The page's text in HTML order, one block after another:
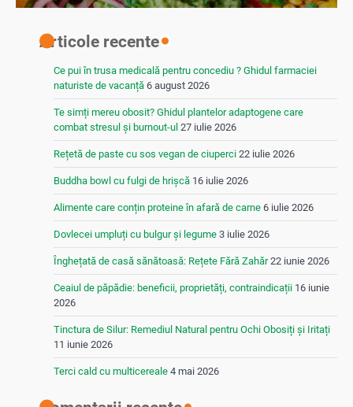
Articole recente
Ce pui în trusa medicală pentru concediu ? Ghidul farmaciei
naturiste de vacanță 6 august 2026
Te simți mereu obosit? Ghidul plantelor adaptogene care
combat stresul și burnout-ul 27 iulie 2026
Rețetă de paste cu sos vegan de ciuperci 22 iulie 2026
Buddha bowl cu fulgi de hrișcă 16 iulie 2026
Alimente care conțin proteine în afară de carne 6 iulie 2026
Dovlecei umpluți cu bulgur și legume 3 iulie 2026
Înghețată de casă sănătoasă: Rețete Fără Zahăr 22 iunie 2026
Ceaiul de păpădie: beneficii, proprietăți, contraindicații 16 iunie
2026
Tinctura de Silur: Remediul Natural pentru Ochi Obosiți și Iritați
11 iunie 2026
Terci cald cu multicereale 4 mai 2026